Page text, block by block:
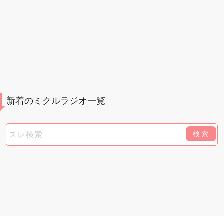
新着のミクルラジオ一覧
検索